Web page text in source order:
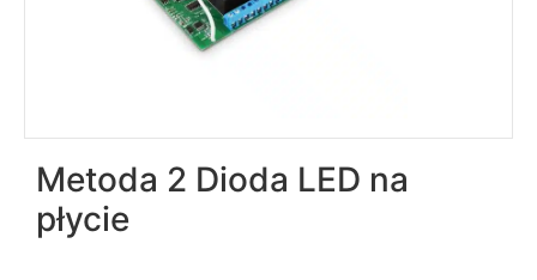
Metoda 2 Dioda LED na
płycie